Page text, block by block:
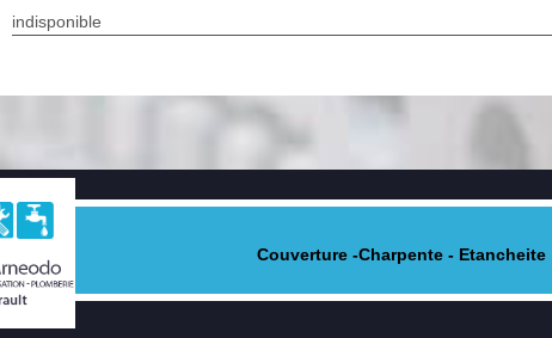
indisponible
Couverture -Charpente - Etancheite